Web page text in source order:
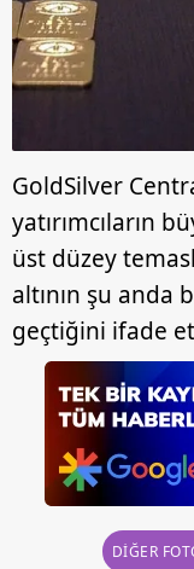
GoldSilver
yatırımcıların
üst düzey
altının şu anda
geçtiğini ifade
DİĞER